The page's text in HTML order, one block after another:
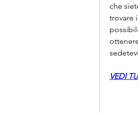
che
trovare
VEDI